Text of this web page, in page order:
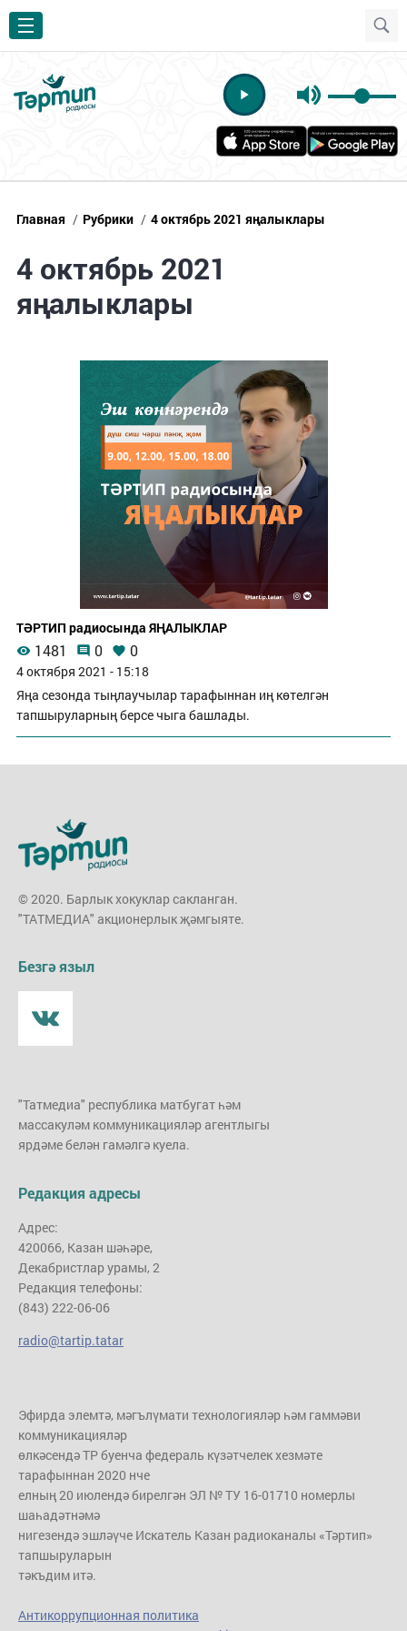
Главная / Рубрики / 4 октябрь 2021 яңалыклары
4 октябрь 2021
яңалыклары
ТӘРТИП радиосында ЯҢАЛЫКЛАР
1481 0 0
4 октября 2021 - 15:18
Яңа сезонда тыңлаучылар тарафыннан иң көтелгән
тапшыруларның берсе чыга башлады.
© 2020. Барлык хокуклар сакланган.
"ТАТМЕДИА" акционерлык җәмгыяте.
"Татмедиа" республика матбугат һәм
массакуләм коммуникацияләр агентлыгы
ярдәме белән гамәлгә куела.
Редакция адресы
Адрес:
420066, Казан шәһәре,
Декабристлар урамы, 2
Редакция телефоны:
(843) 222-06-06
radio@tartip.tatar
Безгә языл
Эфирда элемтә, мәгълүмати технологияләр һәм гаммәви
коммуникацияләр
өлкәсендә ТР буенча федераль күзәтчелек хезмәте
тарафыннан 2020 нче
елның 20 июлендә бирелгән ЭЛ № ТУ 16-01710 номерлы
шаһадәтнәмә
нигезендә эшләүче Искатель Казан радиоканалы «Тәртип»
тапшыруларын
тәкъдим итә.
Антикоррупционная политика